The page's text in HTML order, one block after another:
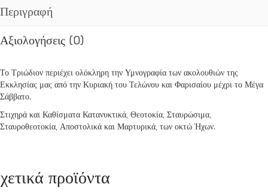
Περιγραφή
Αξιολογήσεις (0)
Το Τριώδιον περιέχει ολόκληρη την Υμνογραφία των ακολουθιών της
Εκκλησίας μας από την Κυριακή του Τελώνου και Φαρισαίου μέχρι το Μέγα
Σάββατο.
Στιχηρά και Καθίσματα Κατανυκτικά, Θεοτοκία, Σταυρώσιμα,
Σταυροθεοτοκία, Αποστολικά και Μαρτυρικά, των οκτώ Ήχων.
προϊόντα